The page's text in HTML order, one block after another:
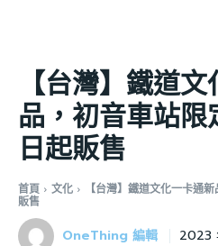
【台灣】鐵道
品，初音車站
日起販售
首頁 文化 【台灣】鐵道文化一卡通
販售
OneThing 編輯 2023